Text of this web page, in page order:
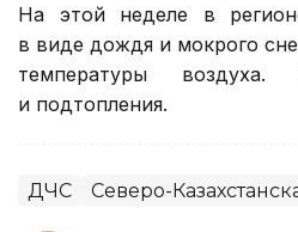
На этой неделе в
в виде дождя и мокрого
температуры
и подтопления.
ДЧС Северо-